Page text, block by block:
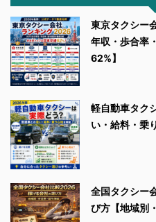
東京タクシー
年収・歩合率
62%】
軽自動車タク
い・給料・乗
全国タクシー
び方【地域別